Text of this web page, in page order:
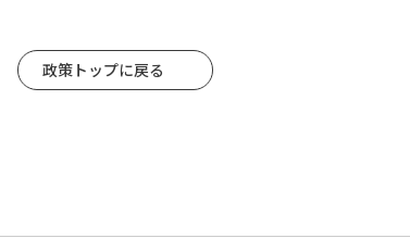
政策トップに戻る